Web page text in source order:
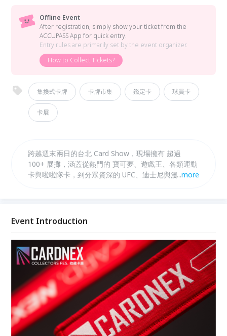
Offline Event
After registration, simply show your ticket from the
ACCUPASS App for quick entry.
Entry rules are primarily set by the event organizer.
How to Collect Tickets?
集換式卡牌 卡牌市集 鑑定卡 球員卡
卡展
跨越週末兩日的台北 Card Show，現場擁有 超過
100+ 展攤，涵蓋從熱門的 寶可夢、遊戲王、各類運動
卡與啦啦隊卡，到分眾資深的 UFC、迪士尼與漫威系
作者現場交流 等精彩內容
...more
Event Introduction